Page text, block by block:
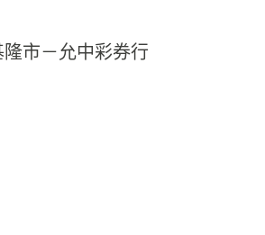
隆市－允中彩券行